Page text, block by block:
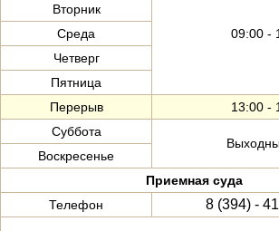
09:00 -
Вторник
Среда
Четверг
Пятница
Перерыв
13:00 -
Суббота
Воскресенье
Приемная суда
Телефон
8 (394) -